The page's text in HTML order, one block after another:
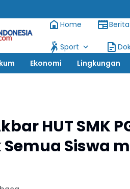
Home
Berita
Sport
Ekonomi Lingkungan
HUT SMK
Siswa